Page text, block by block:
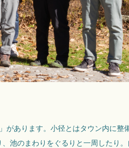
があります。小径とはタウン内に整
池のまわりをぐるりと一周したり